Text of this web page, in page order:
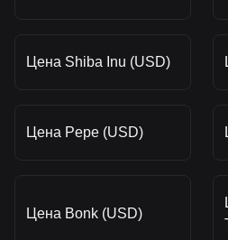
Цена Shiba Inu (USD)
Цена Pepe (USD)
Цена Bonk (USD)